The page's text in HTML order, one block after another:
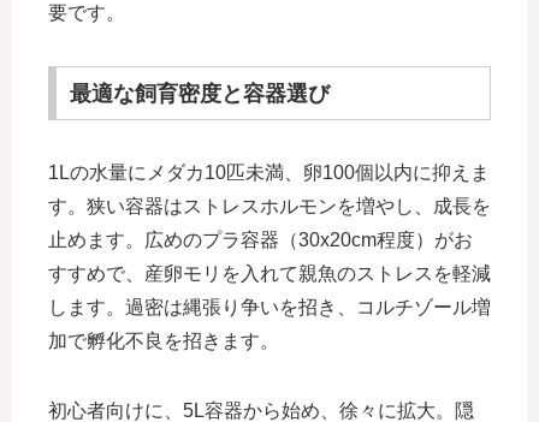
要です。
最適な飼育密度と容器選び
1Lの水量にメダカ10匹未満、卵100個以内に抑えま
す。狭い容器はストレスホルモンを増やし、成長を
止めます。広めのプラ容器（30x20cm程度）がお
すすめで、産卵モリを入れて親魚のストレスを軽減
します。過密は縄張り争いを招き、コルチゾール増
加で孵化不良を招きます。
初心者向けに、5L容器から始め、徐々に拡大。隠